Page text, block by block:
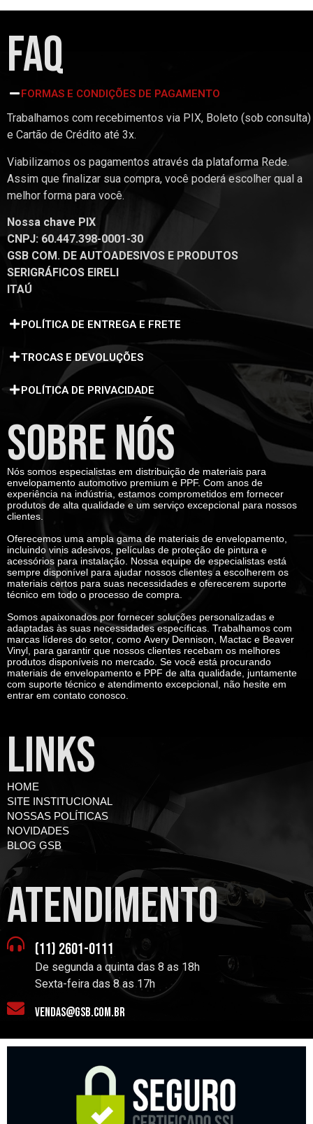
FAQ
FORMAS E CONDIÇÕES DE PAGAMENTO
Trabalhamos com recebimentos via PIX, Boleto (sob consulta)
e Cartão de Crédito até 3x.
Viabilizamos os pagamentos através da plataforma Rede.
Assim que finalizar sua compra, você poderá escolher qual a
melhor forma para você.
Nossa chave PIX
CNPJ: 60.447.398-0001-30
GSB COM. DE AUTOADESIVOS E PRODUTOS
SERIGRÁFICOS EIRELI
ITAÚ
POLÍTICA DE ENTREGA E FRETE
TROCAS E DEVOLUÇÕES
POLÍTICA DE PRIVACIDADE
SOBRE NÓS
Nós somos especialistas em distribuição de materiais para
envelopamento automotivo premium e PPF. Com anos de
experiência na indústria, estamos comprometidos em fornecer
produtos de alta qualidade e um serviço excepcional para nossos
clientes.
Oferecemos uma ampla gama de materiais de envelopamento,
incluindo vinis adesivos, películas de proteção de pintura e
acessórios para instalação. Nossa equipe de especialistas está
sempre disponível para ajudar nossos clientes a escolherem os
materiais certos para suas necessidades e oferecerem suporte
técnico em todo o processo de compra.
Somos apaixonados por fornecer soluções personalizadas e
adaptadas às suas necessidades específicas. Trabalhamos com
marcas líderes do setor, como Avery Dennison, Mactac e Beaver
Vinyl, para garantir que nossos clientes recebam os melhores
produtos disponíveis no mercado. Se você está procurando
materiais de envelopamento e PPF de alta qualidade, juntamente
com suporte técnico e atendimento excepcional, não hesite em
entrar em contato conosco.
LINKS
HOME
SITE INSTITUCIONAL
NOSSAS POLÍTICAS
NOVIDADES
BLOG GSB
atendimento
(11) 2601-0111
De segunda a quinta das 8 as 18h
Sexta-feira das 8 as 17h
vendas@gsb.com.br